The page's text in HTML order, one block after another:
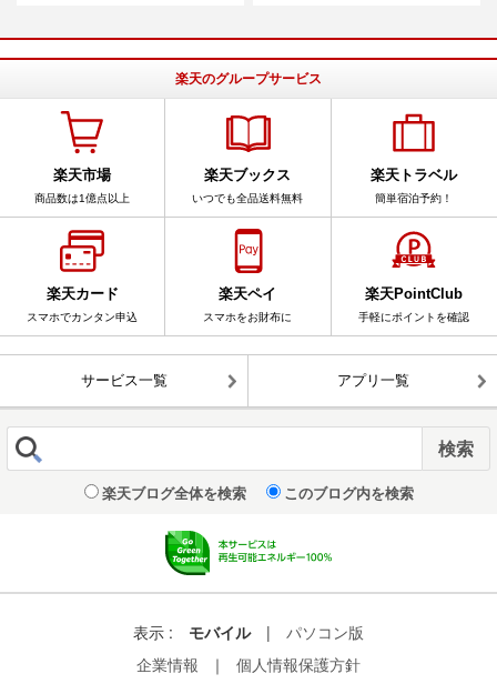
楽天のグループサービス
楽天市場
商品数は1億点以上
楽天ブックス
いつでも全品送料無料
楽天トラベル
簡単宿泊予約！
楽天カード
スマホでカンタン申込
楽天ペイ
スマホをお財布に
楽天PointClub
手軽にポイントを確認
サービス一覧 アプリ一覧
楽天ブログ全体を検索 このブログ内を検索
表示 : モバイル |
パソコン版
企業情報
｜ 個人情報保護方針